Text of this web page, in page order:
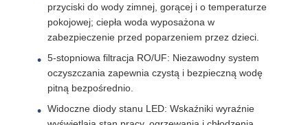
Złączki do filtra wody
Przemysłowa membrana RO
Obudowa membrany RO
przyciski do wody zimnej, gorącej i o temperaturze
pokojowej; ciepła woda wyposażona w
zabezpieczenie przed poparzeniem przez dzieci.
5-stopniowa filtracja RO/UF: Niezawodny system
oczyszczania zapewnia czystą i bezpieczną wodę
pitną bezpośrednio.
Widoczne diody stanu LED: Wskaźniki wyraźnie